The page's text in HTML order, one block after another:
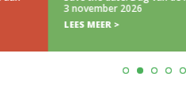
3 november 2026
LEES MEER >